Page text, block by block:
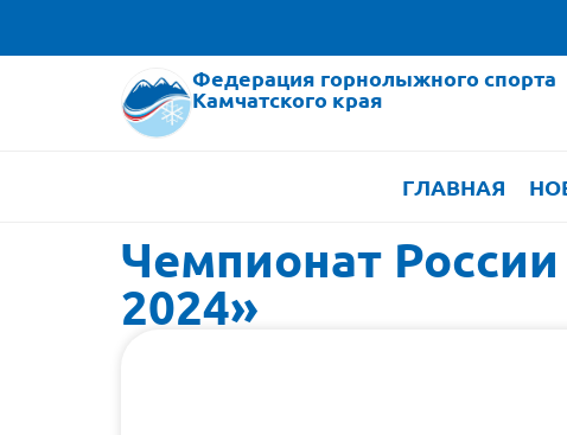
Федерация горнолыжного спорта
Камчатского края
ГЛАВНАЯ
Чемпионат
2024»